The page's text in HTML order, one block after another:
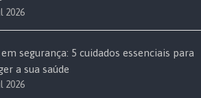
2026
segurança: 5 cuidados essenciais para
a sua saúde
2026